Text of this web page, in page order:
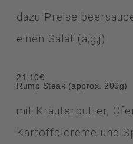
dazu
einen Salat (a,g,j)
21,10€
Rump Steak (approx. 200g)
mit Kräuterbutter,
Kartoffelcreme und